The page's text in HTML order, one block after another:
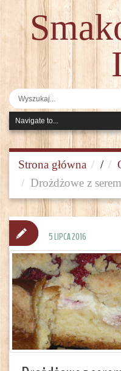
Strona główna /
Drożdżowe z
5 LIPCA 2016